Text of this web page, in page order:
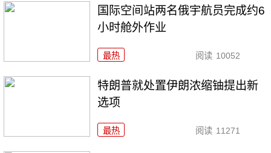
国际空间站两名俄宇航员完成约6
小时舱外作业
最热 阅读 10052
特朗普就处置伊朗浓缩铀提出新
选项
最热 阅读 11271